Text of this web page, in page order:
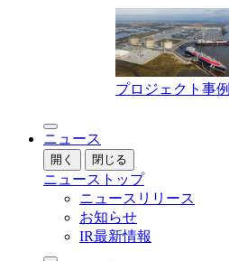
プロジェクト事例
ニュース
開く 閉じる
ニューストップ
ニュースリリース
お知らせ
IR最新情報